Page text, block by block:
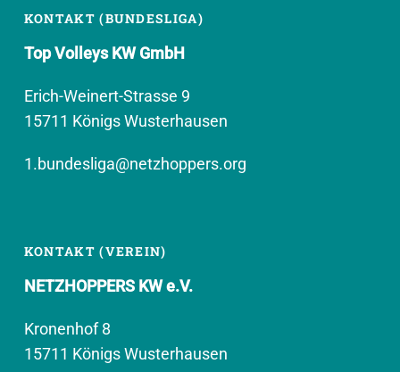
KONTAKT (BUNDESLIGA)
Top Volleys KW GmbH
Erich-Weinert-Strasse 9
15711 Königs Wusterhausen
1.bundesliga@netzhoppers.org
KONTAKT (VEREIN)
NETZHOPPERS KW e.V.
Kronenhof 8
15711 Königs Wusterhausen